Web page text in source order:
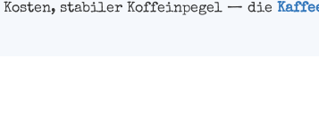
Kosten, stabiler Koffeinpegel — die